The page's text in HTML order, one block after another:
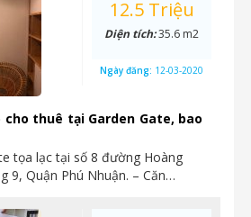
thuê tại Garden Gate, bao
tọa lạc tại số 8 đường Hoàng
9, Quận Phú Nhuận. – Căn…
12.5 Triệu
Diện tích:35.6 m2
Ngày đăng: 12-03-2020